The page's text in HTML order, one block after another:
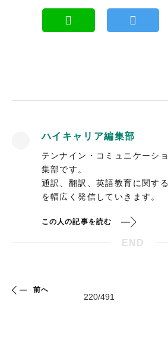
ハイキャリア編集部
テンナイン・コミュニケーシ
集部です。
通訳、翻訳、英語教育に関す
を幅広く発信していきます。
この人の記事を読む
END
前へ